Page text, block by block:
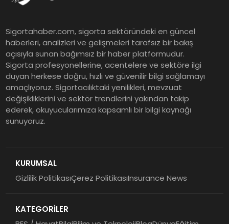
Sigortahaber.com, sigorta sektöründeki en güncel
haberleri, analizleri ve gelişmeleri tarafsız bir bakış
açısıyla sunan bağımsız bir haber platformudur.
Sigorta profesyonellerine, acentelere ve sektöre ilgi
duyan herkese doğru, hızlı ve güvenilir bilgi sağlamayı
amaçlıyoruz. Sigortacılıktaki yenilikleri, mevzuat
değişikliklerini ve sektör trendlerini yakından takip
ederek, okuyucularımıza kapsamlı bir bilgi kaynağı
sunuyoruz.
KURUMSAL
Gizlilik PolitikasıÇerez PolitikasıInsurance News
KATEGORİLER